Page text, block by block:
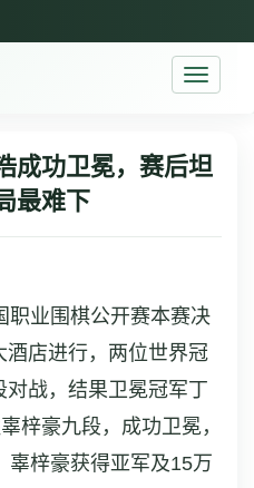
Toggle
成功卫冕，赛后坦
最难下
职业围棋公开赛本赛决
店进行，两位世界冠
战，结果卫冕冠军丁
梓豪九段，成功卫冕，
辜梓豪获得亚军及15万